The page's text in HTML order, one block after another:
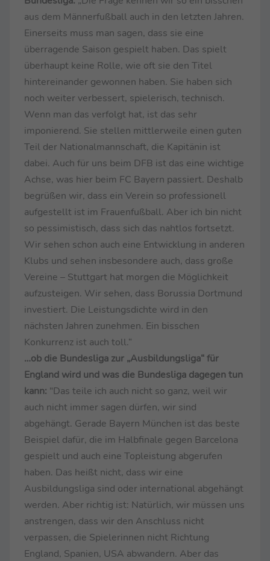
aus dem Männerfußball auch in den letzten Jahren.
Einerseits muss man sagen, dass sie eine
überragende Saison gespielt haben. Das spielt
überhaupt keine Rolle, wie oft sie den Titel
hintereinander gewonnen haben. Sie haben sich
noch weiter verbessert, spielerisch, technisch.
Wenn man das verfolgt hat, ist das sehr
imponierend. Sie stellen mittlerweile einen guten
Teil der Nationalmannschaft, die Kapitänin ist
dabei. Auch für uns beim DFB ist das eine wichtige
Achse, was hier beim FC Bayern passiert. Deshalb
begrüßen wir, dass ein Verein so professionell
aufgestellt ist im Frauenfußball. Aber ich bin nicht
so pessimistisch, dass sich das nahtlos fortsetzt.
Wir sehen schon auch eine Entwicklung in anderen
Klubs und sehen insbesondere auch, dass große
Vereine – Stuttgart hat morgen die Möglichkeit
aufzusteigen. Wir sehen, dass Borussia Dortmund
investiert. Die Leistungsdichte wird in den
nächsten Jahren zunehmen. Ein bisschen
Konkurrenz ist auch toll.“
…ob die Bundesliga zur „Ausbildungsliga“ für
England wird und was die Bundesliga dagegen tun
kann: "Das teile ich auch nicht so ganz, weil wir
auch nicht immer sagen dürfen, wir sind
abgehängt. Gerade Bayern München ist das beste
Beispiel dafür, die im Halbfinale gegen Barcelona
gespielt und auch eine Topleistung abgerufen
haben. Das heißt nicht, dass wir eine
Ausbildungsliga sind oder international abgehängt
werden. Aber richtig ist: Natürlich, wir müssen uns
anstrengen, dass wir den Anschluss nicht
verpassen, die Spielerinnen nicht Richtung
England, Spanien, USA abwandern. Aber das